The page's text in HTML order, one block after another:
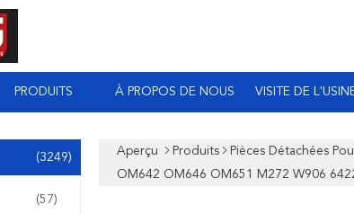
PRODUITS À PROPOS DE NOUS VISITE DE
(3249)
(57)
Aperçu Produits Pièces Détachées
OM642 OM646 OM651 M272 W906